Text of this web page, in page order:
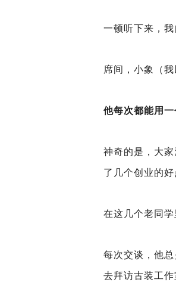
一顿听下来，
席间，小象（
他每次都能用一
神奇的是，大
了几个创业的好
在这几个老同
每次交谈，他
去拜访古装工作